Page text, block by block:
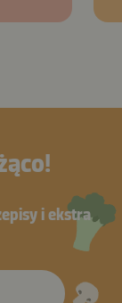
i ekstra